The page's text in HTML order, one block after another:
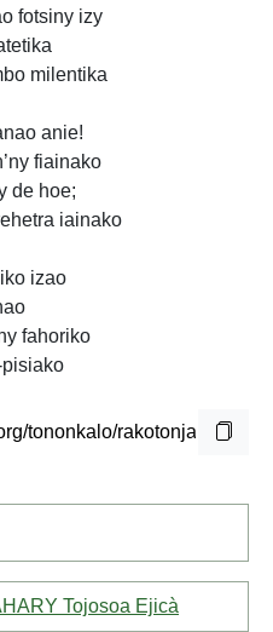
fotsiny izy
milentika
anie!
fiainako
de hoe;
iainako
izao
fahoriko
Tojosoa Ejicà